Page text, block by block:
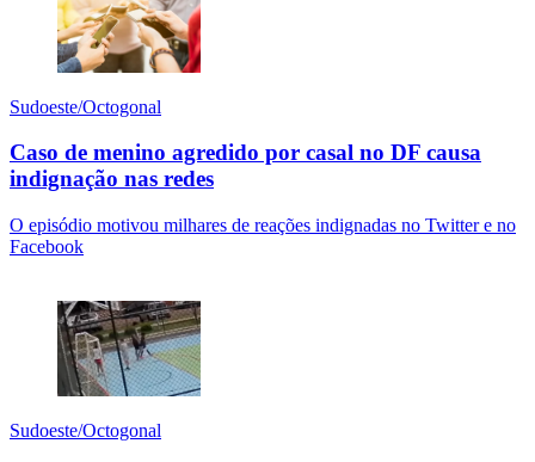
Sudoeste/Octogonal
Caso de menino agredido por casal no DF causa
indignação nas redes
O episódio motivou milhares de reações indignadas no Twitter e no
Facebook
Sudoeste/Octogonal